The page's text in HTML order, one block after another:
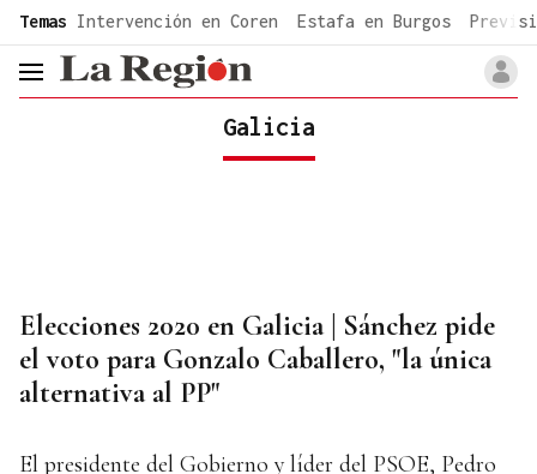
common.go-to-content
Temas Intervención en Coren Estafa en Burgos
header.menu.open
Galicia
Elecciones 2020 en Galicia | Sánchez pide
el voto para Gonzalo Caballero, "la única
alternativa al PP"
El presidente del Gobierno y líder del PSOE, Pedro